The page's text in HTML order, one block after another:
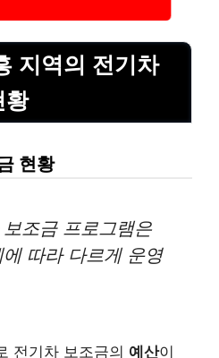
지역의 전기차
황
현황
조금 프로그램은
따라 다르게 운영
전기차 보조금의 예산이